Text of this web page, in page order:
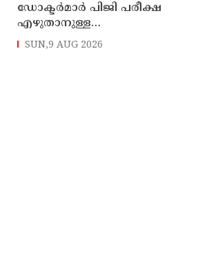
ഡോക്ടര്‍മാര്‍ പിജി പരീക്ഷ
എഴുതാനുള്ള
മുന്നൊരുക്കത്തില്‍;
കാസര്‍കോട് പാണത്തൂര്‍
SUN,9 AUG 2026